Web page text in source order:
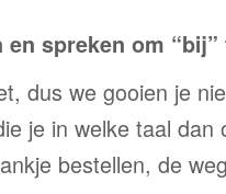
spreken om
dus we gooien je
je in welke taal dan
bestellen, de